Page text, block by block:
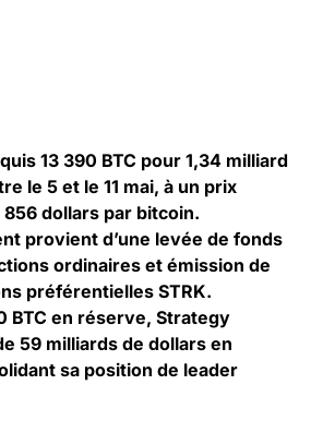
13 390 BTC pour 1,34 milliard
le 5 et le 11 mai, à un prix
dollars par bitcoin.
provient d’une levée de fonds
ordinaires et émission de
préférentielles STRK.
BTC en réserve, Strategy
59 milliards de dollars en
sa position de leader